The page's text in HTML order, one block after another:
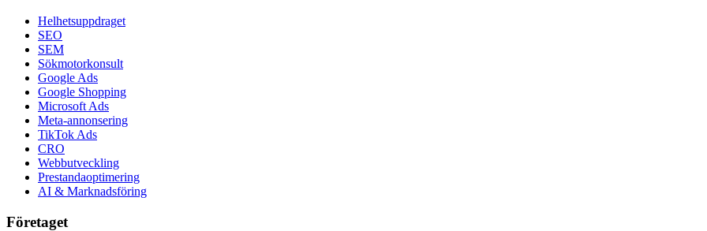
Helhetsuppdraget
SEO
SEM
Sökmotorkonsult
Google Ads
Google Shopping
Microsoft Ads
Meta-annonsering
TikTok Ads
CRO
Webbutveckling
Prestandaoptimering
AI & Marknadsföring
Företaget